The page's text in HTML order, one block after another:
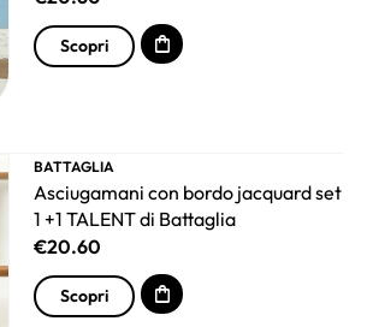
Scopri
BATTAGLIA
Asciugamani con bordo jacquard set
1 +1 TALENT di Battaglia
€20.60
Scopri